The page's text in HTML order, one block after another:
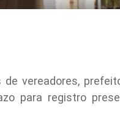
vereadores,
para registro